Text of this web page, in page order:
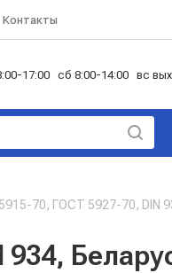
Контакты
17:00 сб 8:00-14:00 вс
70, ГОСТ 5927-70, DIN